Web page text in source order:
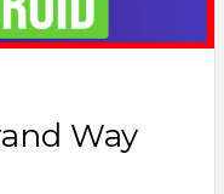
Way